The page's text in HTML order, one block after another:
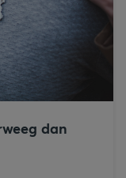
dan